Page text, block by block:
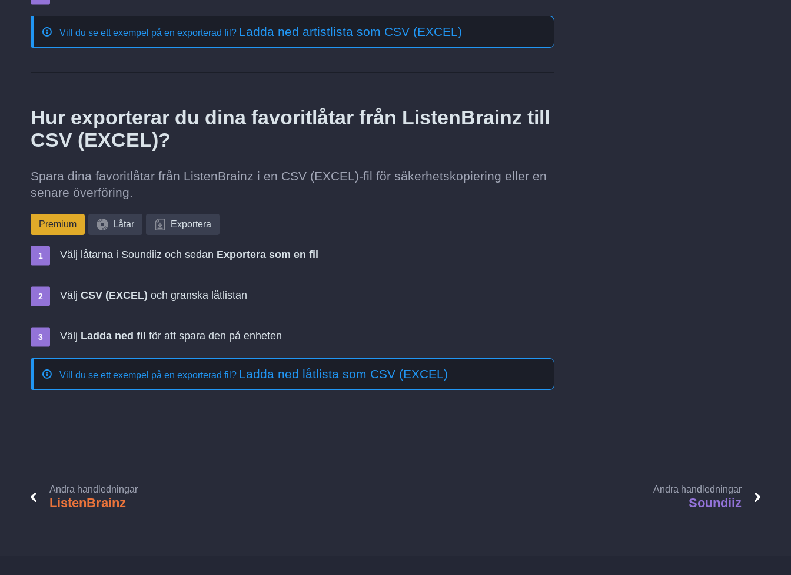
Vill du se ett exempel på en exporterad fil? Ladda ned artistlista som CSV (EXCEL)
Hur exporterar du dina favoritlåtar från ListenBrainz till
CSV (EXCEL)?
Spara dina favoritlåtar från ListenBrainz i en CSV (EXCEL)-fil för säkerhetskopiering eller en
senare överföring.
Premium Låtar Exportera
Välj låtarna i Soundiiz och sedan Exportera som en fil
Välj CSV (EXCEL) och granska låtlistan
Välj Ladda ned fil för att spara den på enheten
Vill du se ett exempel på en exporterad fil? Ladda ned låtlista som CSV (EXCEL)
Andra handledningar
ListenBrainz
Andra handledningar
Soundiiz